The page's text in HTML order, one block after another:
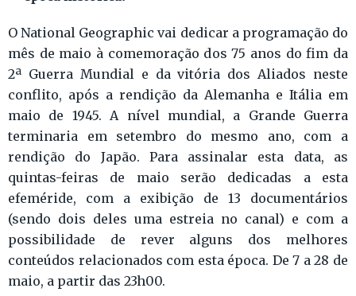
O National Geographic vai dedicar a programação do
mês de maio à comemoração dos 75 anos do fim da
2ª Guerra Mundial e da vitória dos Aliados neste
conflito, após a rendição da Alemanha e Itália em
maio de 1945. A nível mundial, a Grande Guerra
terminaria em setembro do mesmo ano, com a
rendição do Japão. Para assinalar esta data, as
quintas-feiras de maio serão dedicadas a esta
efeméride, com a exibição de 13 documentários
(sendo dois deles uma estreia no canal) e com a
possibilidade de rever alguns dos melhores
conteúdos relacionados com esta época. De 7 a 28 de
maio, a partir das 23h00.